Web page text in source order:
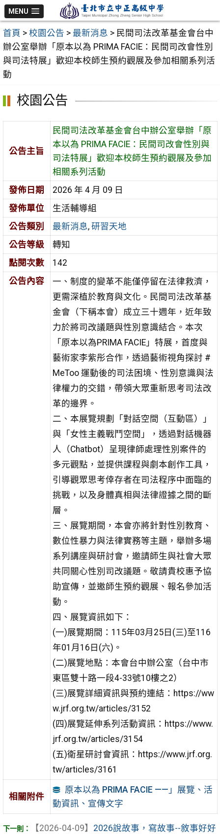
跳
至
主
要
內
容
MENU
首頁 > 校園公告 > 最新消息 > 民間司法改革基金會台中
辦公室舉辦「原本以為 PRIMA FACIE：民間司改會性別
與司法特展」歡迎本校師生預約觀展及參加相關系列活
動
校園公告
公告主旨
民間司法改革基金會台中辦公室舉辦「原
本以為 PRIMA FACIE：民間司改會性別與
司法特展」歡迎本校師生預約觀展及參加
相關系列活動
發佈日期
2026 年 4 月 09 日
發佈單位
生活輔導組
公告類別
最新消息, 研習天地
公告等級
轉知
點閱次數
142
公告內容
一、制度的變革不能僅停留在法律救濟，
更需深植於教育與文化。民間司法改革基
金會（下稱本會）成立三十週年，近年致
力於將司改議題與性別意識結合。本次
「原本以為PRIMA FACIE」特展，首度與
藝術家李紫彤合作，透過藝術視角探討 #
MeToo 運動後的司法困境、性別意識與法
律權力的交錯，帶領大眾重新思考司法改
革的邊界。
二、本展覽規劃「對話空間（互動區）」
與「女性主義戰鬥空間」，透過對話機器
人（Chatbot）呈現律師處理性別案件的
多元觀點，並提供課程與劇本創作工具，
引導觀眾思考倖存者在司法程序中面臨的
挑戰，以及身體真相與法律證據之間的斷
層。
三、展覽期間，本會亦將針對性別教育、
數位性暴力與法律實務等主題，舉辦多場
系列講座與研討會，邀請師生與社會大眾
共同關心性別司改議題。敬請貴校惠予協
助宣傳，並邀師生預約觀展、報名參加活
動。
四、展覽資訊如下：
(一)展覽期間：115年03月25日(三)至116
年01月16日(六)。
(二)展覽地點：本會台中辦公室（台中市
東區雙十路一段4-33號10樓之2）
(三)展覽詳細資訊與預約連結：https://ww
w.jrf.org.tw/articles/3152
(四)展覽延伸系列活動資訊：https://www.
jrf.org.tw/articles/3154
(五)衛星研討會資訊：https://www.jrf.org.
tw/articles/3161
相關附件
原本以為 PRIMA FACIE ——」展覽、活
動資訊、宣傳文字
【2026-04-09】 2026說故事，寫故事--敘事好好